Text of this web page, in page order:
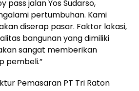
pass jalan Yos Sudarso,
pertumbuhan. Kami
diserap pasar. Faktor lokasi,
bangunan yang dimiliki
sangat memberikan
pembeli.”
Pemasaran PT Tri Raton